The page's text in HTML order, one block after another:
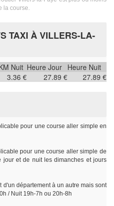
la course.
TAXI À VILLERS-LA-
Nuit Heure Jour Heure Nuit
3.36 € 27.89 € 27.89 €
pour une course aller simple en
pour une course aller simple de
et de nuit les dimanches et jours
département à un autre mais sont
/ Nuit 19h-7h ou 20h-8h